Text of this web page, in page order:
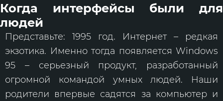
Когда интерфейсы были для
людей
Представьте: 1995 год. Интернет – редкая
экзотика. Именно тогда появляется Windows
95 – серьезный продукт, разработанный
огромной командой умных людей. Наши
родители впервые садятся за компьютер и